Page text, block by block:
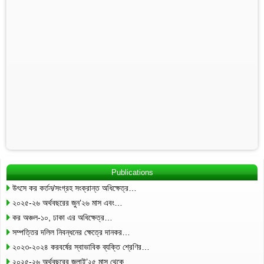
Publications
উৎসে কর কর্তন/সংগ্রহ সংক্রান্ত অধিক্ষেত্র…
২০২৫-২৬ অর্থবছরের জুন’২৬ মাস এবং…
কর অঞ্চল-১০, ঢাকা এর অধিক্ষেত্র…
সম্পত্তির দলিল নিবন্ধনের ক্ষেত্রে দানকর…
২০২৩-২০২৪ করবর্ষের স্বাভাবিক ব্যক্তি শ্রেণির…
২০২৫-২৬ অর্থবছরের জুলাই’২৫ মাস থেকে…